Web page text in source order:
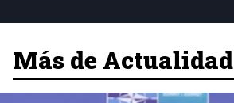
Más de Actualidad